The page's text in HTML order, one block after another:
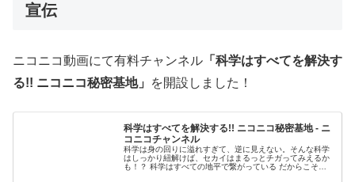
宣伝
ニコニコ動画にて有料チャンネル 「科学はすべてを解決す
る!! ニコニコ秘密基地」
を開設しました！
科学はすべてを解決する!! ニコニコ秘密基地 - ニ
コニコチャンネル
科学は身の回りに溢れすぎて、逆に見えない。そんな科学
はしっかり紐解けば、セカイはまるっとチガってみえるか
も！？ 科学はすべての地平で繋がっている だからこそマ